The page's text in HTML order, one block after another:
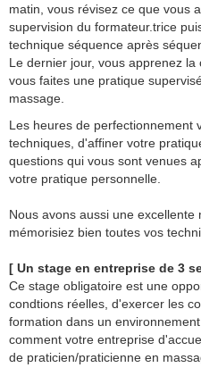
matin, vous révisez ce que vous
supervision du formateur.trice
technique séquence après
Le dernier jour, vous apprenez
vous faites une pratique
massage.
Les heures de perfectionnement
techniques, d'affiner votre
questions qui vous sont venues
votre pratique personnelle.
Nous avons aussi une
mémorisiez bien toutes vos
[ Un stage en entreprise de 3
Ce stage obligatoire est une
condtions réelles, d'exercer les
formation dans un
comment votre entreprise
de praticien/praticienne en